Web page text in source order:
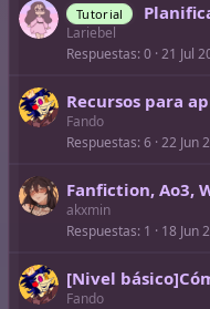
Tutorial
Lariebel
Respuestas 0 21 Jul
Recursos para
Fando
Respuestas 6 22 Jun
Fanfiction, Ao3,
akxmin
Respuestas 1 18 Jun
[Nivel
Fando